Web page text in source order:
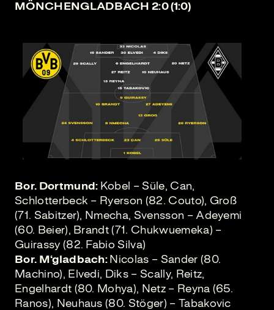
MÖNCHENGLADBACH 2:0 (1:0)
Bor. Dortmund: Kobel – Süle, Can,
Schlotterbeck – Ryerson (82. Couto), Groß
(71. Sabitzer), Nmecha, Svensson – Adeyemi
(60. Beier), Brandt (71. Chukwuemeka) –
Guirassy (82. Fabio Silva)
Bor. M‘gladbach:Nicolas – Sander (80.
Machino), Elvedi, Diks – Scally, Reitz,
Engelhardt (80. Mohya), Netz – Reyna (65.
Ranos), Neuhaus (80. Stöger) – Tabakovic